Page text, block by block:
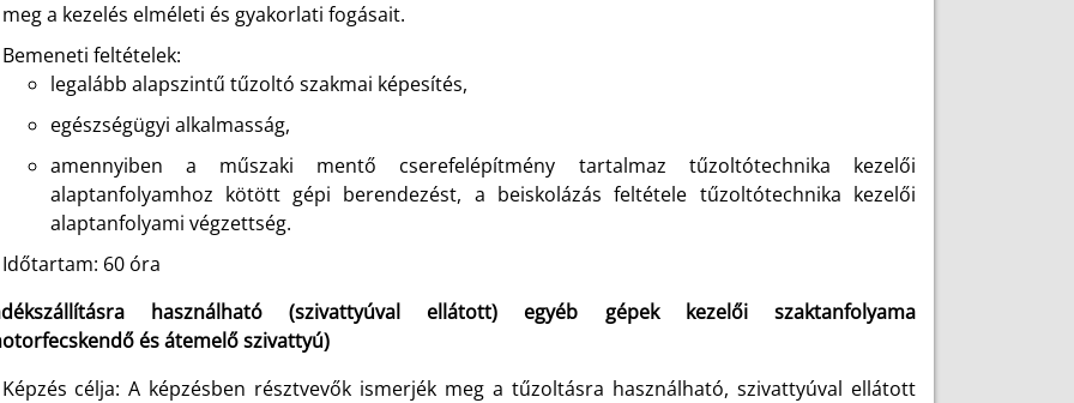
meg a kezelés elméleti és gyakorlati fogásait.
Bemeneti feltételek:
legalább alapszintű tűzoltó szakmai képesítés,
egészségügyi alkalmasság,
amennyiben a műszaki mentő cserefelépítmény tartalmaz tűzoltótechnika kezelői
alaptanfolyamhoz kötött gépi berendezést, a beiskolázás feltétele tűzoltótechnika kezelői
alaptanfolyami végzettség.
Időtartam: 60 óra
használható (szivattyúval ellátott) egyéb gépek kezelői szaktanfolyama
és átemelő szivattyú)
Képzés célja: A képzésben résztvevők ismerjék meg a tűzoltásra használható, szivattyúval ellátott